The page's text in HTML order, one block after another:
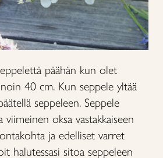
päähän kun olet
40 cm. Kun seppele yltää
seppeleen. Seppele
viimeinen oksa vastakkaiseen
ja edelliset varret
halutessasi sitoa seppeleen